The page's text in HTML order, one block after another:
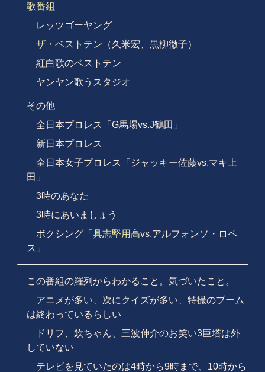
歌番組
レッツゴーヤング
ザ・ベストテン （久米宏、黒柳徹子）
紅白歌のベストテン
ヤンヤン歌うスタジオ
その他
全日本プロレス「G馬場vs.J鶴田」
新日本プロレス
全日本女子プロレス「ジャッキー佐藤vs.マキ上
田」
3時のあなた
3時にあいましょう
ボクシング「 具志堅用高vs.アルフォンソ・ロペ
ス」
この番組の羅列からわかること。気づいたこと。
アニメが多い、次にクイズが多い、特撮のブーム
は終わっているらしい
ドリフ、欽ちゃん、三波伸介のお笑い3巨塔は外
していない
テレビを見ていたのは4時から9時まで、10時から